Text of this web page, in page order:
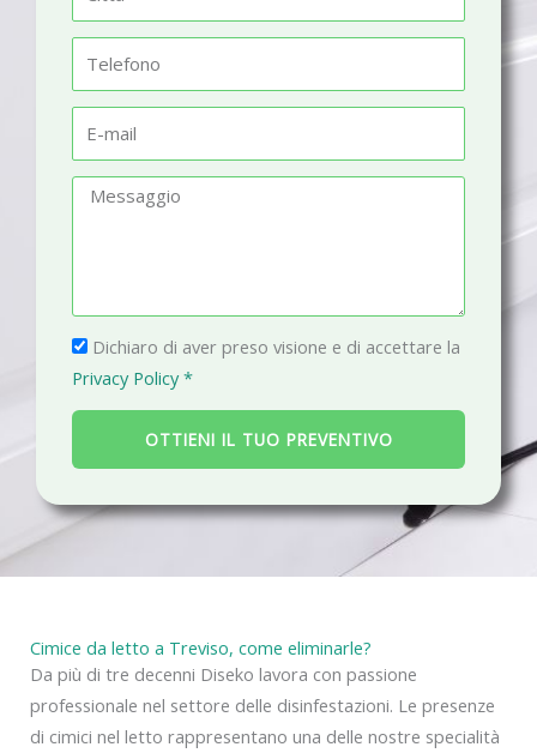
t
à
l
fm
a
g
g
i
P
r
i
a
c
Dichiaro di aver preso visione e di accettare la
Privacy Policy *
OTTIENI IL TUO PREVENTIVO
Cimice da letto a Treviso, come eliminarle?
Da più di tre decenni Diseko lavora con passione
professionale nel settore delle disinfestazioni. Le presenze
di cimici nel letto rappresentano una delle nostre specialità